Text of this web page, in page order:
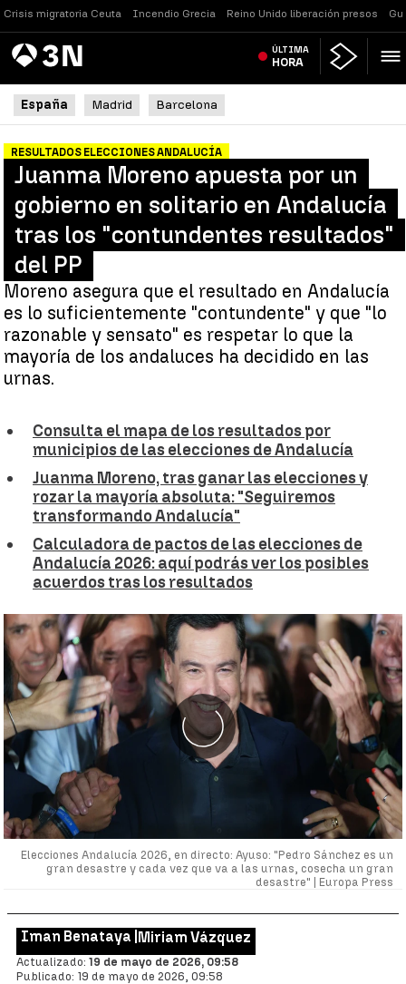
Crisis migratoria Ceuta Incendio Grecia Reino Unido liberación presos
AntenaNoticias ÚLTIMA
HORA
España Madrid Barcelona
RESULTADOS ELECCIONES ANDALUCÍA
Juanma Moreno apuesta por un
gobierno en solitario en Andalucía
tras los "contundentes resultados"
del PP
Moreno asegura que el resultado en Andalucía
es lo suficientemente "contundente" y que "lo
razonable y sensato" es respetar lo que la
mayoría de los andaluces ha decidido en las
urnas.
Consulta el mapa de los resultados por
municipios de las elecciones de Andalucía
Juanma Moreno, tras ganar las elecciones y
rozar la mayoría absoluta: "Seguiremos
transformando Andalucía"
Calculadora de pactos de las elecciones de
Andalucía 2026: aquí podrás ver los posibles
acuerdos tras los resultados
Elecciones Andalucía 2026, en directo: Ayuso: "Pedro Sánchez es un
gran desastre y cada vez que va a las urnas, cosecha un gran
desastre" | Europa Press
Iman Benataya | Miriam Vázquez
Actualizado: 19 de mayo de 2026, 09:58
Publicado: 19 de mayo de 2026, 09:58